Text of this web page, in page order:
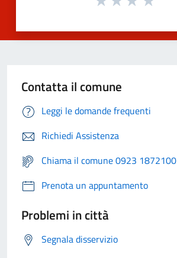
Contatta il comune
Leggi le domande frequenti
Richiedi Assistenza
Chiama il comune 0923 1872100
Prenota un appuntamento
Problemi in città
Segnala disservizio